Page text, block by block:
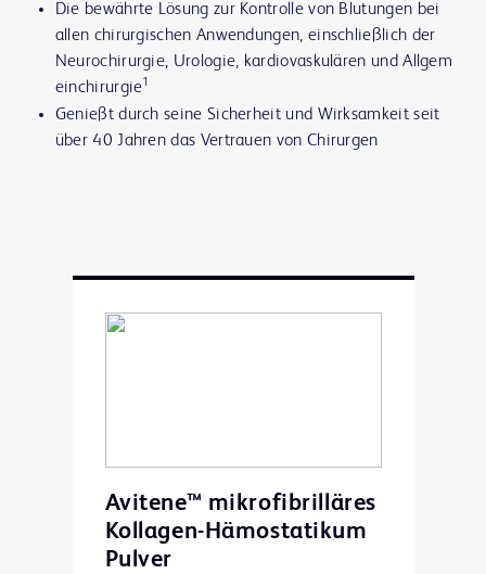
Die bewährte Lösung zur Kontrolle von Blutungen bei
allen chirurgischen Anwendungen, einschließlich der
Neurochirurgie, Urologie, kardiovaskulären und Allgem
einchirurgie1
Genießt durch seine Sicherheit und Wirksamkeit seit
über 40 Jahren das Vertrauen von Chirurgen
Avitene™ mikrofibrilläres
Kollagen-Hämostatikum
Pulver